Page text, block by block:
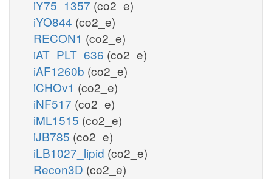
iY75_1357 (co2_e)
iYO844 (co2_e)
RECON1 (co2_e)
iAT_PLT_636 (co2_e)
iAF1260b (co2_e)
iCHOv1 (co2_e)
iNF517 (co2_e)
iML1515 (co2_e)
iJB785 (co2_e)
iLB1027_lipid (co2_e)
Recon3D (co2_e)